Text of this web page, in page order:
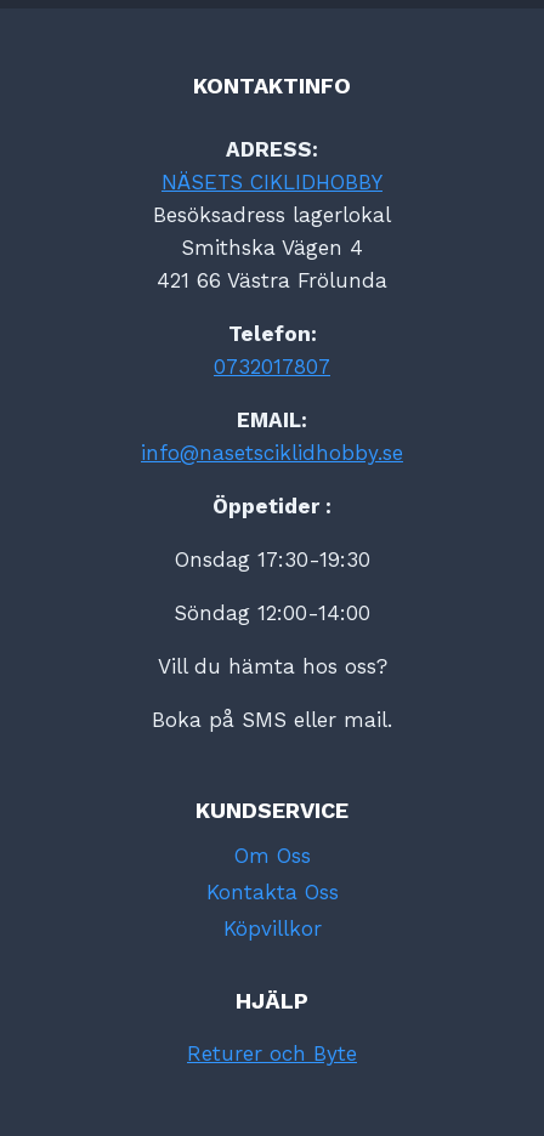
KONTAKTINFO
ADRESS:
NÄSETS CIKLIDHOBBY
Besöksadress lagerlokal
Smithska Vägen 4
421 66 Västra Frölunda
Telefon:
0732017807
EMAIL:
info@nasetsciklidhobby.se
Öppetider :
Onsdag 17:30-19:30
Söndag 12:00-14:00
Vill du hämta hos oss?
Boka på SMS eller mail.
KUNDSERVICE
Om Oss
Kontakta Oss
Köpvillkor
HJÄLP
Returer och Byte